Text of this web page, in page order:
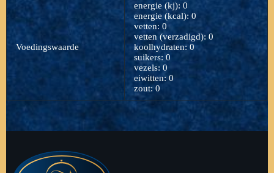
Voedingswaarde
energie (kj): 0
energie (kcal): 0
vetten: 0
vetten (verzadigd): 0
koolhydraten: 0
suikers: 0
vezels: 0
eiwitten: 0
zout: 0